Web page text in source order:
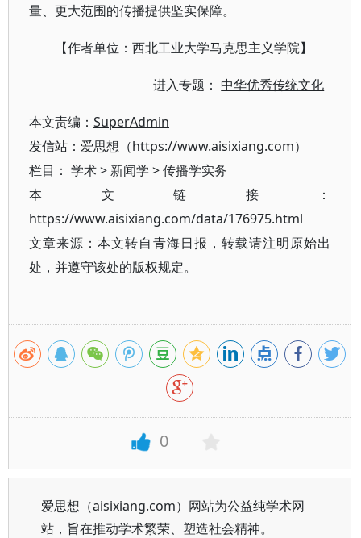
量、更大范围的传播提供坚实保障。
【作者单位：西北工业大学马克思主义学院】
进入专题：中华优秀传统文化
本文责编： SuperAdmin
发信站：爱思想（https://www.aisixiang.com）
栏目： 学术> 新闻学 >传播学实务
本文链接：
https://www.aisixiang.com/data/176975.html
文章来源：本文转自青海日报，转载请注明原始出
处，并遵守该处的版权规定。
0
爱思想（aisixiang.com）网站为公益纯学术网
站，旨在推动学术繁荣、塑造社会精神。